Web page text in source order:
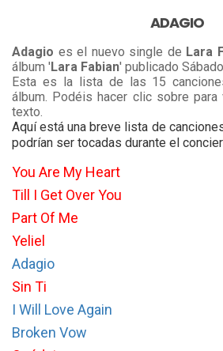
ADAGIO
Adagio es el nuevo single de Lara
álbum 'Lara Fabian' publicado
Esta es la lista de las 15
álbum. Podéis hacer clic sobre
texto.
Aquí está una breve lista de
podrían ser tocadas durante el
You Are My Heart
Till I Get Over You
Part Of Me
Yeliel
Adagio
Sin Ti
I Will Love Again
Broken Vow